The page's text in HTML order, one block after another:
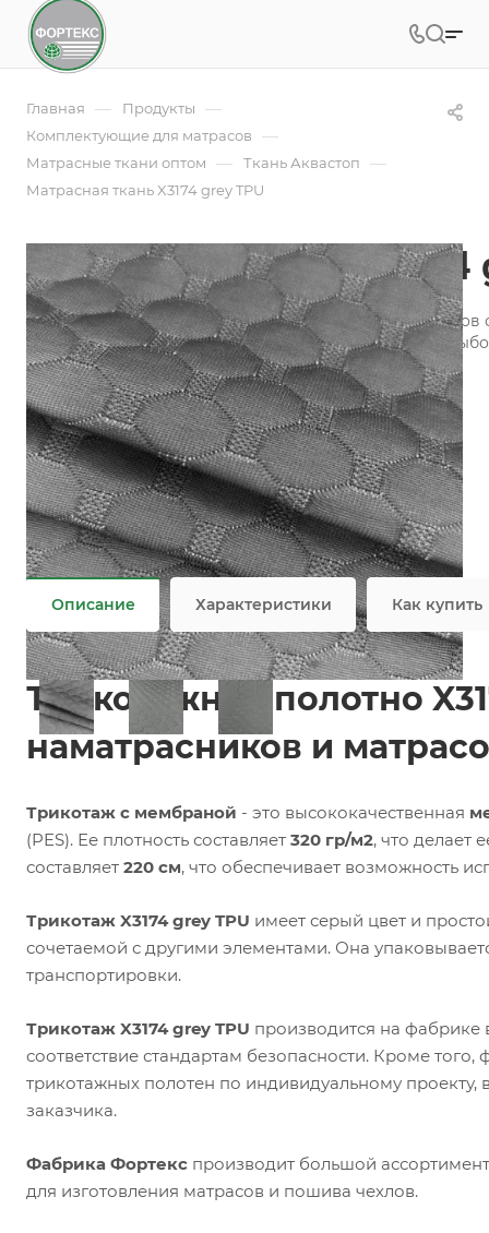
Главная — Продукты —
Комплектующие для матрасов —
Матрасные ткани оптом — Ткань Аквастоп —
Матрасная ткань X3174 grey TPU
Матрасная ткань X3174
Трикотаж для производства наматрасников и
и ширину рулона 215 см, что делает его идеальным
матрасов и чехлов.
Подробности
Заказать
Задать вопрос
Возможны дополнительные опции
Не является публичной офертой
Описание Характеристики Как купить
Трикотажное полотно
наматрасников и
Трикотаж с мембраной - это высококачественная
(PES). Ее плотность составляет 320 гр/м2, что делает
составляет 220 см, что обеспечивает возможность
Трикотаж X3174 grey TPU имеет серый цвет и
сочетаемой с другими элементами. Она
транспортировки.
Трикотаж X3174 grey TPU производится на фабрике
соответствие стандартам безопасности. Кроме
трикотажных полотен по индивидуальному
заказчика.
Фабрика Фортекс производит большой
для изготовления матрасов и пошива чехлов.